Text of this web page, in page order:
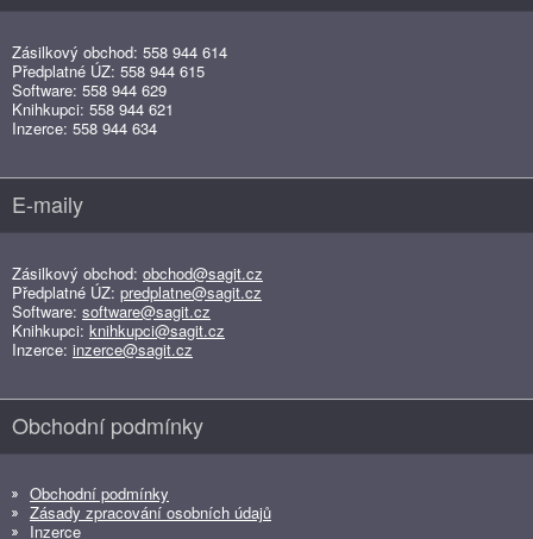
Zásilkový obchod: 558 944 614
Předplatné ÚZ: 558 944 615
Software: 558 944 629
Knihkupci: 558 944 621
Inzerce: 558 944 634
E-maily
Zásilkový obchod: obchod@sagit.cz
Předplatné ÚZ: predplatne@sagit.cz
Software: software@sagit.cz
Knihkupci: knihkupci@sagit.cz
Inzerce: inzerce@sagit.cz
Obchodní podmínky
Obchodní podmínky
Zásady zpracování osobních údajů
Inzerce